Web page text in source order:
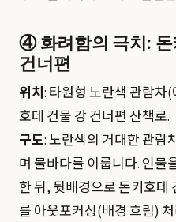
④ 화려함의 극치:
건너편
위치: 타원형 노란색 관람차
호테 건물 강 건너편 산책로.
구도: 노란색의 거대한 관람
며 물바다를 이룹니다. 인물
한 뒤, 뒷배경으로 돈키호테
를 아웃포커싱(배경 흐림)